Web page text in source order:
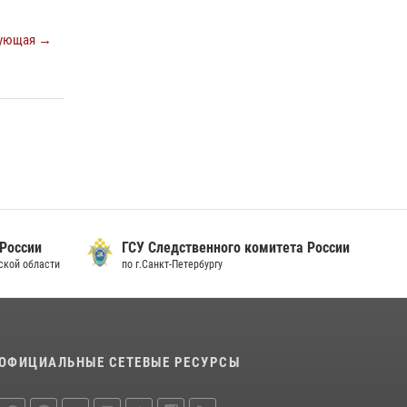
→
области
ГСУ Следственного комитета России
по г.Санкт-Петербургу
СЕТЕВЫЕ РЕСУРСЫ